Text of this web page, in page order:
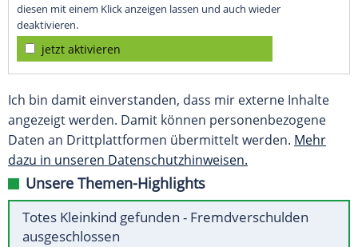
diesen mit einem Klick anzeigen lassen und auch wieder
deaktivieren.
jetzt aktivieren
Ich bin damit einverstanden, dass mir externe Inhalte
angezeigt werden. Damit können personenbezogene
Daten an Drittplattformen übermittelt werden. Mehr
dazu in unseren Datenschutzhinweisen.
Unsere Themen-Highlights
Totes Kleinkind gefunden - Fremdverschulden
ausgeschlossen